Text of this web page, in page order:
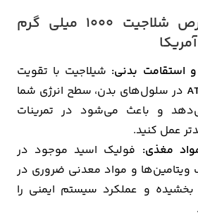
ویژگی های قرص شلاجیت 1000 میلی گرم
و استقامت بدنی: شیلاجیت با تقویت
در سلول‌های بدن، سطح انرژی شما
و باعث می‌شود در تمرینات
عمل کنید.
مغذی: فولیک اسید موجود در
ویتامین‌ها و مواد معدنی ضروری در
بخشیده و عملکرد سیستم ایمنی را